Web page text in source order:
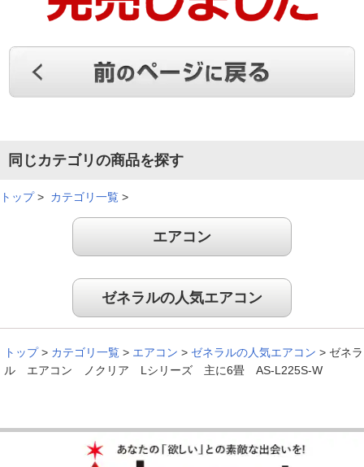
（ 大阪府
同じカテゴリの商品を探す
トップ> カテゴリ一覧 >
エアコン
ゼネラルの人気エアコン
トップ > カテゴリ一覧 > エアコン > ゼネラルの人気エアコン > ゼネラ
ル エアコン ノクリア Lシリーズ 主に6畳 AS-L225S-W